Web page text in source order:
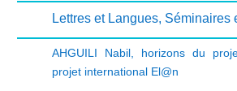
Lettres et Langues, Séminaires
AHGUILI Nabil, horizons du
projet international El@n